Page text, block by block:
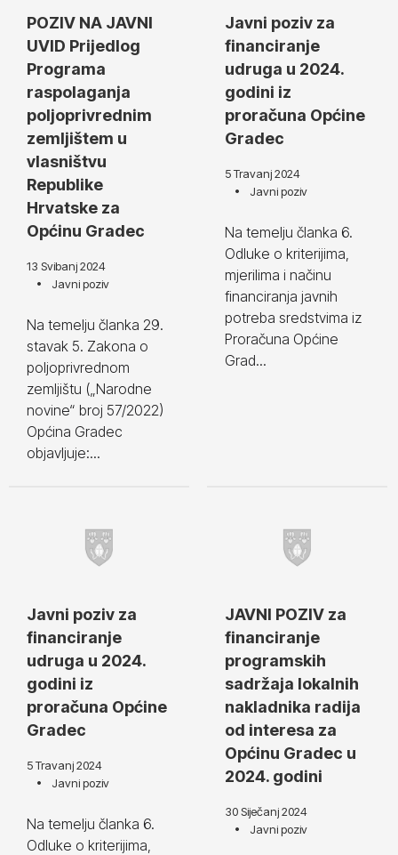
POZIV NA JAVNI
UVID Prijedlog
Programa
raspolaganja
poljoprivrednim
zemljištem u
vlasništvu
Republike
Hrvatske za
Općinu Gradec
13 Svibanj 2024
Javni poziv
Na temelju članka 29.
stavak 5. Zakona o
poljoprivrednom
zemljištu („Narodne
novine“ broj 57/2022)
Općina Gradec
objavljuje:...
Javni poziv za
financiranje
udruga u 2024.
godini iz
proračuna Općine
Gradec
5 Travanj 2024
Javni poziv
Na temelju članka 6.
Odluke o kriterijima,
mjerilima i načinu
financiranja javnih
potreba sredstvima iz
Proračuna Općine
Grad...
Javni poziv za
financiranje
udruga u 2024.
godini iz
proračuna Općine
Gradec
5 Travanj 2024
Javni poziv
Na temelju članka 6.
Odluke o kriterijima,
JAVNI POZIV za
financiranje
programskih
sadržaja lokalnih
nakladnika radija
od interesa za
Općinu Gradec u
2024. godini
30 Siječanj 2024
Javni poziv